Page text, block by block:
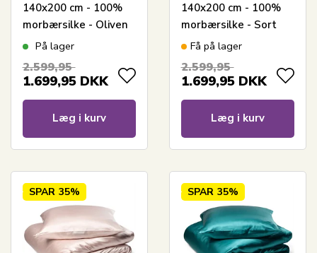
140x200 cm - 100%
morbærsilke - Oliven
På lager
2.599,95
1.699,95 DKK
Læg i kurv
140x200 cm - 100%
morbærsilke - Sort
Få på lager
2.599,95
1.699,95 DKK
Læg i kurv
SPAR 35% SPAR 35%